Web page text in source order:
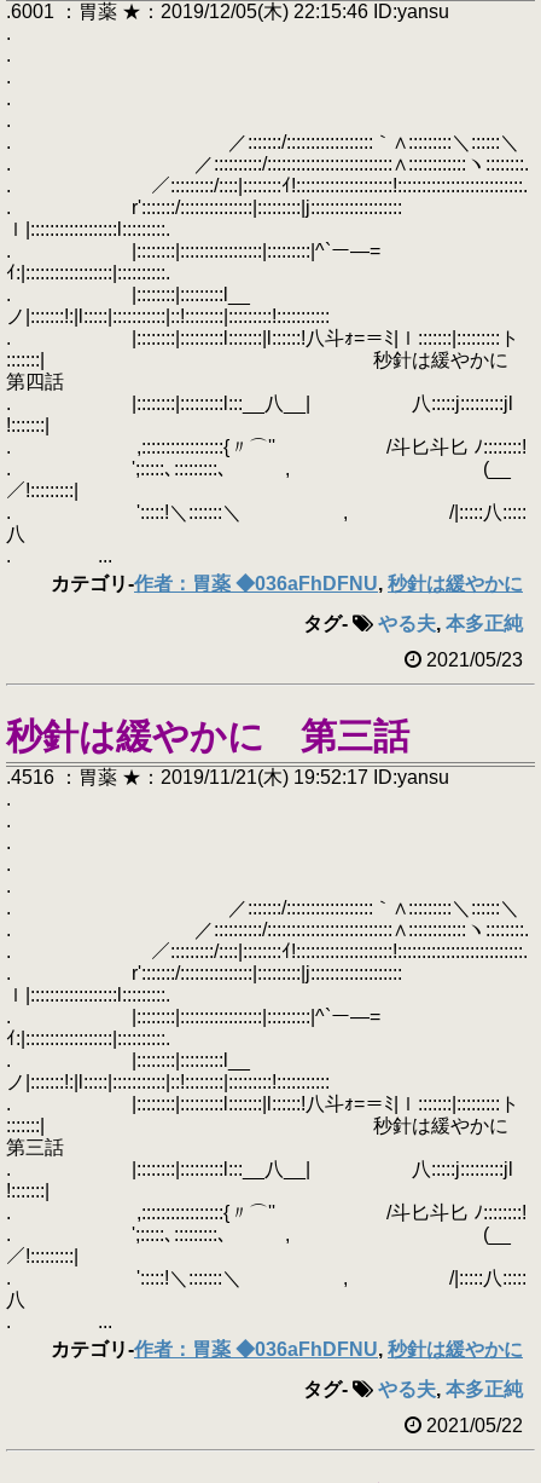
.6001 ：胃薬 ★：2019/12/05(木) 22:15:46 ID:yansu
.
.
.
.
.
. ／:::::::/::::::::::::::::::｀∧:::::::::＼::::::＼
. ／::::::::::/::::::::::::::::::::::::::∧::::::::::::ヽ::::::::.
. ／:::::::::/::::|::::::::ｲ!::::::::::::::::::::!::::::::::::::::::::::::::.
. r':::::::/:::::::::::::::|:::::::::|j:::::::::::::::::::
ｌ|::::::::::::::::::l:::::::::.
. |::::::::|:::::::::::::::::|:::::::::|^`ー―=
ｲ:|::::::::::::::::::|::::::::::.
. |::::::::|:::::::::l__
ノ|:::::::!:|l:::::|:::::::::::|::!::::::::|:::::::::!:::::::::::
. |::::::::|:::::::::l:::::::|l::::::!八斗ｫ=＝ﾐ|ｌ:::::::|:::::::::ト
:::::::| 秒針は緩やかに
第四話
. |::::::::|:::::::::l:::__八__| 八:::::j:::::::::jl
!:::::::|
. ,:::::::::::::::::{〃⌒'' /斗匕斗匕 ﾉ::::::::!
. ';:::::､:::::::::､ , (__
／!:::::::::|
. ':::::!＼:::::::＼ , /|:::::八:::::
八
. ...
カテゴリ-作者：胃薬 ◆036aFhDFNU, 秒針は緩やかに
タグ- やる夫, 本多正純
2021/05/23
秒針は緩やかに 第三話
.4516 ：胃薬 ★：2019/11/21(木) 19:52:17 ID:yansu
.
.
.
.
.
. ／:::::::/::::::::::::::::::｀∧:::::::::＼::::::＼
. ／::::::::::/::::::::::::::::::::::::::∧::::::::::::ヽ::::::::.
. ／:::::::::/::::|::::::::ｲ!::::::::::::::::::::!::::::::::::::::::::::::::.
. r':::::::/:::::::::::::::|:::::::::|j:::::::::::::::::::
ｌ|::::::::::::::::::l:::::::::.
. |::::::::|:::::::::::::::::|:::::::::|^`ー―=
ｲ:|::::::::::::::::::|::::::::::.
. |::::::::|:::::::::l__
ノ|:::::::!:|l:::::|:::::::::::|::!::::::::|:::::::::!:::::::::::
. |::::::::|:::::::::l:::::::|l::::::!八斗ｫ=＝ﾐ|ｌ:::::::|:::::::::ト
:::::::| 秒針は緩やかに
第三話
. |::::::::|:::::::::l:::__八__| 八:::::j:::::::::jl
!:::::::|
. ,:::::::::::::::::{〃⌒'' /斗匕斗匕 ﾉ::::::::!
. ';:::::､:::::::::､ , (__
／!:::::::::|
. ':::::!＼:::::::＼ , /|:::::八:::::
八
. ...
カテゴリ-作者：胃薬 ◆036aFhDFNU, 秒針は緩やかに
タグ- やる夫, 本多正純
2021/05/22